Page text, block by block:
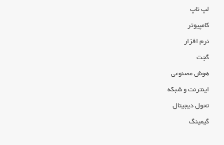
لپ تاپ
کامپیوتر
نرم افزار
گجت
هوش مصنوعی
اینترنت و شبکه
تحول دیجیتال
گیمینگ